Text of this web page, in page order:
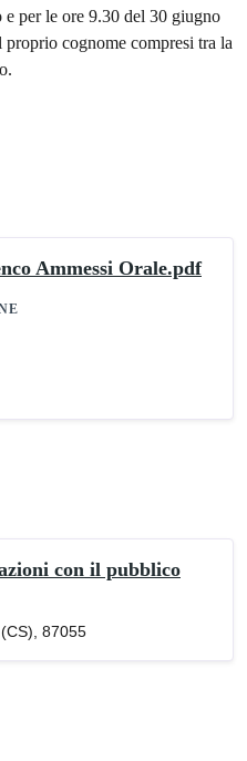
e per le ore 9.30 del 30 giugno
cognome compresi tra la
Ammessi Orale.pdf
con il pubblico
87055